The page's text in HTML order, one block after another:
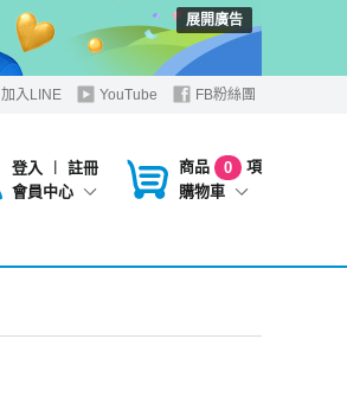
展開廣告
加入LINE YouTube FB粉絲團
登入 ︱
註冊
會員中心
商品 0
項
購物車